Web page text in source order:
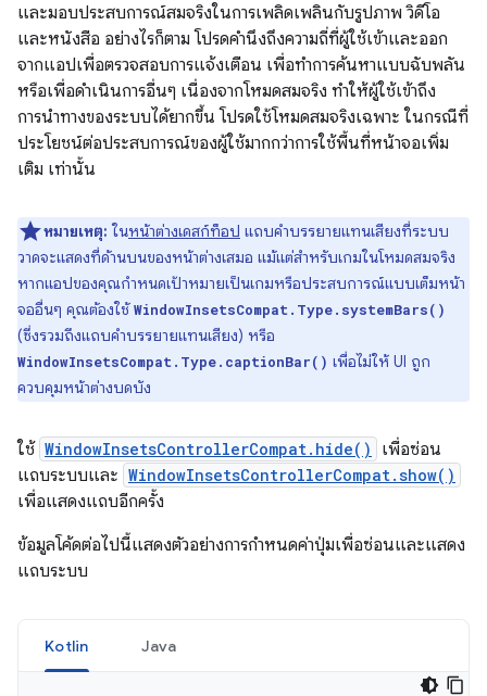
และมอบประสบการณ์สมจริงในการเพลิดเพลินกับรูปภาพ วิดีโอ
และหนังสือ อย่างไรก็ตาม โปรดคำนึงถึงความถี่ที่ผู้ใช้เข้าและออก
จากแอปเพื่อตรวจสอบการแจ้งเตือน เพื่อทำการค้นหาแบบฉับพลัน
หรือเพื่อดำเนินการอื่นๆ เนื่องจากโหมดสมจริง ทำให้ผู้ใช้เข้าถึง
การนำทางของระบบได้ยากขึ้น โปรดใช้โหมดสมจริงเฉพาะ ในกรณีที่
ประโยชน์ต่อประสบการณ์ของผู้ใช้มากกว่าการใช้พื้นที่หน้าจอเพิ่ม
เติม เท่านั้น
หมายเหตุ: ในหน้าต่างเดสก์ท็อป แถบคำบรรยายแทนเสียงที่ระบบ
วาดจะแสดงที่ด้านบนของหน้าต่างเสมอ แม้แต่สำหรับเกมในโหมดสมจริง
หากแอปของคุณกำหนดเป้าหมายเป็นเกมหรือประสบการณ์แบบเต็มหน้า
จออื่นๆ คุณต้องใช้WindowInsetsCompat.Type.systemBars()
(ซึ่งรวมถึงแถบคำบรรยายแทนเสียง) หรือ
WindowInsetsCompat.Type.captionBar() เพื่อไม่ให้ UI ถูก
ควบคุมหน้าต่างบดบัง
ใช้ WindowInsetsControllerCompat.hide()
เพื่อซ่อน
แถบระบบและ WindowInsetsControllerCompat.show()
เพื่อแสดงแถบอีกครั้ง
ข้อมูลโค้ดต่อไปนี้แสดงตัวอย่างการกำหนดค่าปุ่มเพื่อซ่อนและแสดง
แถบระบบ
Kotlin Java